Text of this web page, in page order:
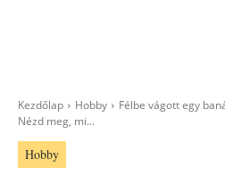
Kezdőlap Hobby
Félbe vágott egy
Nézd meg, mi...
Hobby